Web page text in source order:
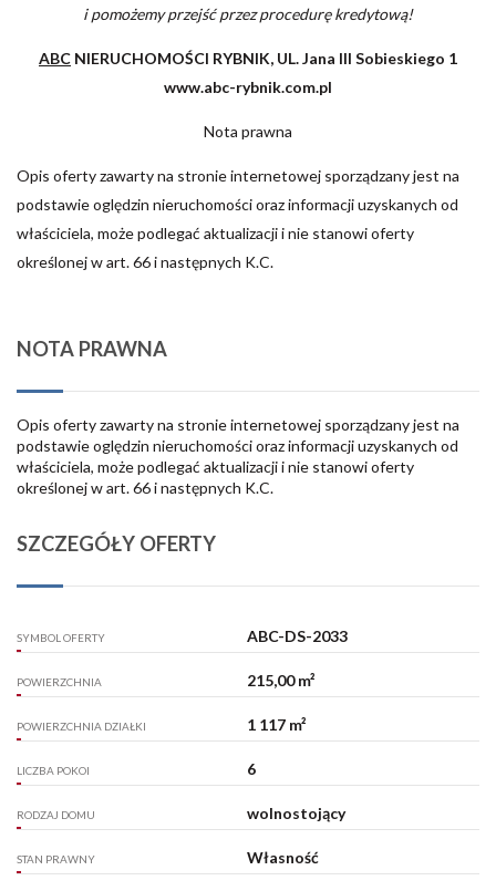
i pomożemy przejść przez procedurę kredytową!
ABC NIERUCHOMOŚCI RYBNIK, UL. Jana III Sobieskiego 1
www.abc-rybnik.com.pl
Nota prawna
Opis oferty zawarty na stronie internetowej sporządzany jest na
podstawie oględzin nieruchomości oraz informacji uzyskanych od
właściciela, może podlegać aktualizacji i nie stanowi oferty
określonej w art. 66 i następnych K.C.
NOTA PRAWNA
Opis oferty zawarty na stronie internetowej sporządzany jest na
podstawie oględzin nieruchomości oraz informacji uzyskanych od
właściciela, może podlegać aktualizacji i nie stanowi oferty
określonej w art. 66 i następnych K.C.
SZCZEGÓŁY OFERTY
SYMBOL OFERTY ABC-DS-2033
POWIERZCHNIA 215,00 m²
POWIERZCHNIA DZIAŁKI 1 117 m²
LICZBA POKOI 6
RODZAJ DOMU wolnostojący
STAN PRAWNY Własność